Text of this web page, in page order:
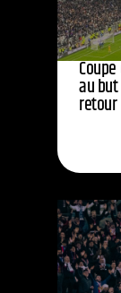
au
retour